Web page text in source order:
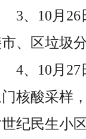
3、10月
、区垃圾
4、10月
门核酸采样
纪民生小